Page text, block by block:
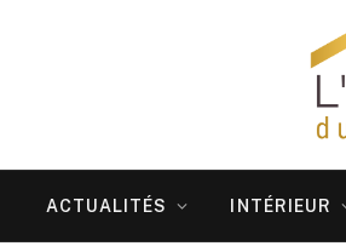
ACTUALITÉS INTÉRIEUR